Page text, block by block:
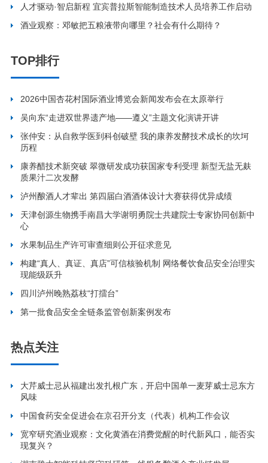
人才驱动·智启新程 宜宾普拉斯智能制造技术人员培养工作启动
酒业观察：邓敏把五粮液带向哪里？社会有什么期待？
TOP排行
2026中国杏花村国际酒业博览会新闻发布会在太原举行
吴向东“走进双世界遗产地——遵义”主题文化演讲开讲
张仲安：从自救学医到科创破壁 我的康养发酵技术成长的坎坷
历程
康养醋技术新突破 翠微研发成功获国家专利受理 新型无盐无麸
质果汁二次发酵
泸州酿酒人才辈出 第四届白酒酒体设计大赛获得优异成绩
天津创源生物携手南昌大学谢明勇院士共建院士专家协同创新中
心
水果制品生产许可审查细则公开征求意见
构建“真人、真证、真店”可信核验机制 网络餐饮食品安全治理实
现能级跃升
四川泸州晚熟荔枝“打擂台”
第一批食品安全全链条监管创新案例发布
热点关注
大芹威士忌从福建出发扎根广东，开启中国单一麦芽威士忌东方
风味
中国食药安全促进会在京召开分支（代表）机构工作会议
宽窄研究酒业观察：文化黄酒在消费觉醒的时代新风口，能否实
现复兴？